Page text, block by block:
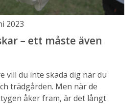
2023
– ett måste även
vill du inte skada dig när du
trädgården. Men när de
åker fram, är det långt